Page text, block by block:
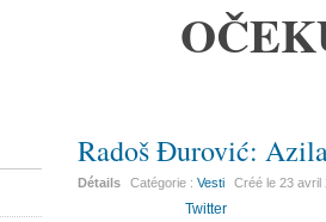
Radoš Đurović:
Détails Catégorie :Vesti Créé le23 avril
Twitter